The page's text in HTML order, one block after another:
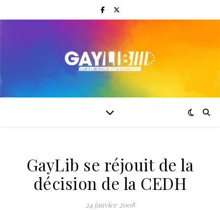
GayLib se réjouit de la
décision de la CEDH
24 janvier 2008